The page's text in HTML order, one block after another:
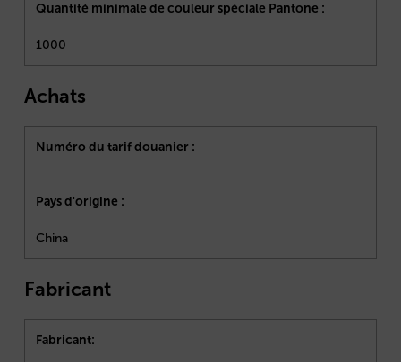
Quantité minimale de couleur spéciale Pantone :
1000
Achats
Numéro du tarif douanier :
Pays d'origine :
China
Fabricant
Fabricant: